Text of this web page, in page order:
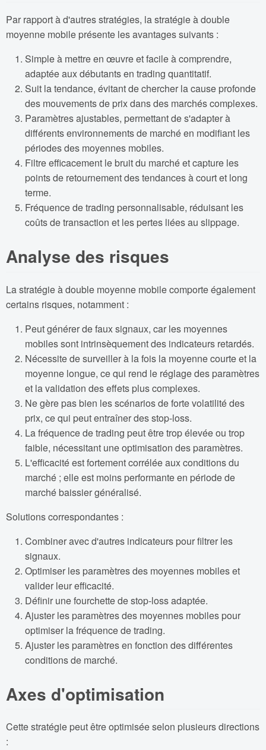
Par rapport à d'autres stratégies, la stratégie à double
moyenne mobile présente les avantages suivants :
Simple à mettre en œuvre et facile à comprendre,
adaptée aux débutants en trading quantitatif.
Suit la tendance, évitant de chercher la cause profonde
des mouvements de prix dans des marchés complexes.
Paramètres ajustables, permettant de s'adapter à
différents environnements de marché en modifiant les
périodes des moyennes mobiles.
Filtre efficacement le bruit du marché et capture les
points de retournement des tendances à court et long
terme.
Fréquence de trading personnalisable, réduisant les
coûts de transaction et les pertes liées au slippage.
Analyse des risques
La stratégie à double moyenne mobile comporte également
certains risques, notamment :
Peut générer de faux signaux, car les moyennes
mobiles sont intrinsèquement des indicateurs retardés.
Nécessite de surveiller à la fois la moyenne courte et la
moyenne longue, ce qui rend le réglage des paramètres
et la validation des effets plus complexes.
Ne gère pas bien les scénarios de forte volatilité des
prix, ce qui peut entraîner des stop-loss.
La fréquence de trading peut être trop élevée ou trop
faible, nécessitant une optimisation des paramètres.
L'efficacité est fortement corrélée aux conditions du
marché ; elle est moins performante en période de
marché baissier généralisé.
Solutions correspondantes :
Combiner avec d'autres indicateurs pour filtrer les
signaux.
Optimiser les paramètres des moyennes mobiles et
valider leur efficacité.
Définir une fourchette de stop-loss adaptée.
Ajuster les paramètres des moyennes mobiles pour
optimiser la fréquence de trading.
Ajuster les paramètres en fonction des différentes
conditions de marché.
Axes d'optimisation
Cette stratégie peut être optimisée selon plusieurs directions
: